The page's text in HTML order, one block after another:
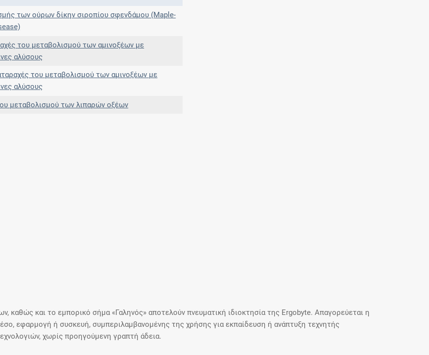
των ούρων δίκην σιροπίου σφενδάμου (Maple-
του μεταβολισμού των αμινοξέων με
αλύσους
του μεταβολισμού των αμινοξέων με
αλύσους
μεταβολισμού των λιπαρών οξέων
καθώς και το εμπορικό σήμα «Γαληνός» αποτελούν πνευματική ιδιοκτησία της Ergobyte. Απαγορεύεται η
εφαρμογή ή συσκευή, συμπεριλαμβανομένης της χρήσης για εκπαίδευση ή ανάπτυξη τεχνητής
χωρίς προηγούμενη γραπτή άδεια.